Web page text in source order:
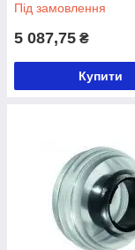
Під замовлення
5 087,75 ₴
Купити